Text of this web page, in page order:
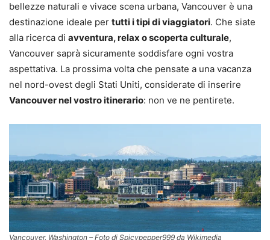
bellezze naturali e vivace scena urbana, Vancouver è una
destinazione ideale per tutti i tipi di viaggiatori. Che siate
alla ricerca di avventura, relax o scoperta culturale,
Vancouver saprà sicuramente soddisfare ogni vostra
aspettativa. La prossima volta che pensate a una vacanza
nel nord-ovest degli Stati Uniti, considerate di inserire
Vancouver nel vostro itinerario: non ve ne pentirete.
Vancouver, Washington – Foto di Spicypepper999 da Wikimedia